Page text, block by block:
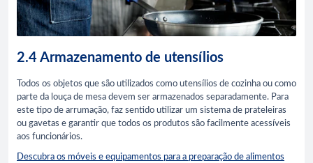
2.4 Armazenamento de utensílios
Todos os objetos que são utilizados como utensílios de cozinha ou como
parte da louça de mesa devem ser armazenados separadamente. Para
este tipo de arrumação, faz sentido utilizar um sistema de prateleiras
ou gavetas e garantir que todos os produtos são facilmente acessíveis
aos funcionários.
Descubra os móveis e equipamentos para a preparação de alimentos